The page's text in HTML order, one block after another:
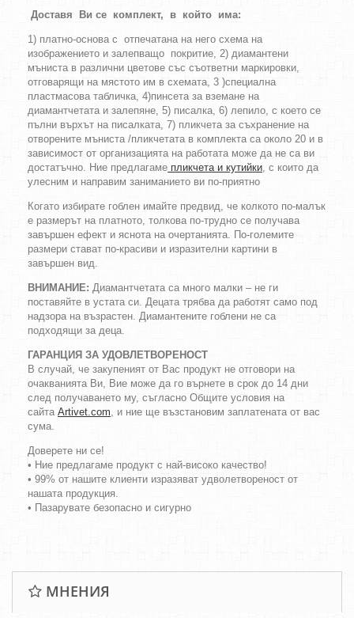
Доставя Ви се комплект, в който има:
1) платно-основа с отпечатана на него схема на
изображението и залепващо покритие, 2) диамантени
мъниста в различни цветове със съответни маркировки,
отговарящи на мястото им в схемата, 3 )специална
пластмасова табличка, 4)пинсета за вземане на
диамантчетата и залепяне, 5) писалка, 6) лепило, с което се
пълни върхът на писалката, 7) пликчета за съхранение на
отворените мъниста /пликчетата в комплекта са около 20 и в
зависимост от организацията на работата може да не са ви
достатъчно. Ние предлагаме пликчета и кутийки, с които да
улесним и направим заниманието ви по-приятно
Когато избирате гоблен имайте предвид, че колкото по-малък
е размерът на платното, толкова по-трудно се получава
завършен ефект и яснота на очертанията. По-големите
размери стават по-красиви и изразителни картини в
завършен вид.
ВНИМАНИЕ: Диамантчетата са много малки – не ги
поставяйте в устата си. Децата трябва да работят само под
надзора на възрастен. Диамантените гоблени не са
подходящи за деца.
ГАРАНЦИЯ ЗА УДОВЛЕТВОРЕНОСТ
В случай, че закупеният от Вас продукт не отговори на
очакванията Ви, Вие може да го върнете в срок до 14 дни
след получаването му, съгласно Общите условия на
сайта Artivet.com, и ние ще възстановим заплатената от вас
сума.
Доверете ни се!
• Ние предлагаме продукт с най-високо качество!
• 99% от нашите клиенти изразяват удволетвореност от
нашата продукция.
• Пазарувате безопасно и сигурно
МНЕНИЯ